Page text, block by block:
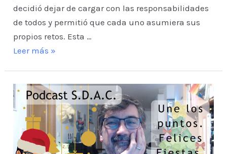
decidió dejar de cargar con las responsabilidades
de todos y permitió que cada uno asumiera sus
propios retos. Esta …
Mama
Leer más »